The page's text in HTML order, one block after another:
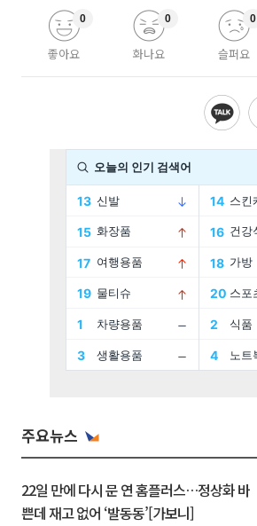
좋아요
0
화나요
0
슬퍼요
0
주요뉴스
22일 만에 다시 문 연 홈플러스…정상화 바
쁜데 재고 없어 ‘발동동’[가보니]